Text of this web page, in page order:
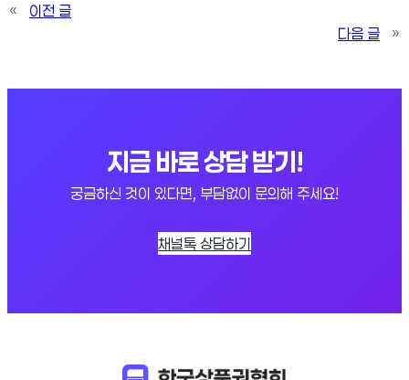
«
이전 글
다음 글
»
지금 바로 상담 받기!
궁금하신 것이 있다면, 부담없이 문의해 주세요!
채널톡 상담하기